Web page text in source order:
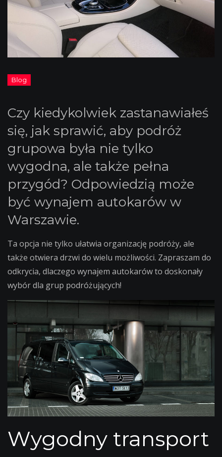
Czy kiedykolwiek zastanawiałeś
się, jak sprawić, aby podróż
grupowa była nie tylko
wygodna, ale także pełna
przygód? Odpowiedzią może
być wynajem autokarów w
Warszawie.
Ta opcja nie tylko ułatwia organizację podróży, ale
także otwiera drzwi do wielu możliwości. Zapraszam do
odkrycia, dlaczego wynajem autokarów to doskonały
wybór dla grup podróżujących!
Wygodny transport